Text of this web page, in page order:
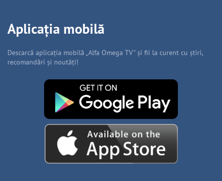
Aplicația mobilă
Descarcă aplicația mobilă „Alfa Omega TV” și fii la curent cu știri,
recomandări și noutăți!